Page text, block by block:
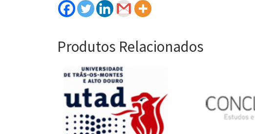
Produtos Relacionados